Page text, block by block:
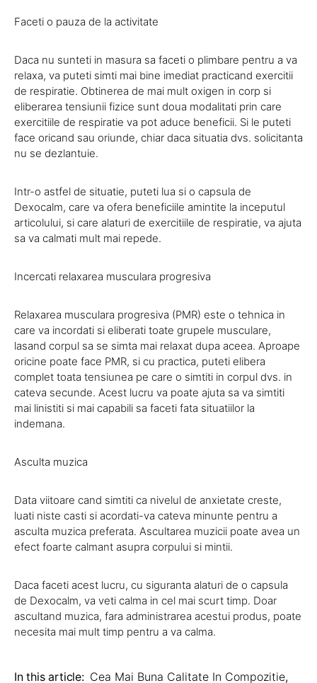
Faceti o pauza de la activitate
Daca nu sunteti in masura sa faceti o plimbare pentru a va
relaxa, va puteti simti mai bine imediat practicand exercitii
de respiratie. Obtinerea de mai mult oxigen in corp si
eliberarea tensiunii fizice sunt doua modalitati prin care
exercitiile de respiratie va pot aduce beneficii. Si le puteti
face oricand sau oriunde, chiar daca situatia dvs. solicitanta
nu se dezlantuie.
Intr-o astfel de situatie, puteti lua si o capsula de
Dexocalm, care va ofera beneficiile amintite la inceputul
articolului, si care alaturi de exercitiile de respiratie, va ajuta
sa va calmati mult mai repede.
Incercati relaxarea musculara progresiva
Relaxarea musculara progresiva (PMR) este o tehnica in
care va incordati si eliberati toate grupele musculare,
lasand corpul sa se simta mai relaxat dupa aceea. Aproape
oricine poate face PMR, si cu practica, puteti elibera
complet toata tensiunea pe care o simtiti in corpul dvs. in
cateva secunde. Acest lucru va poate ajuta sa va simtiti
mai linistiti si mai capabili sa faceti fata situatiilor la
indemana.
Asculta muzica
Data viitoare cand simtiti ca nivelul de anxietate creste,
luati niste casti si acordati-va cateva minunte pentru a
asculta muzica preferata. Ascultarea muzicii poate avea un
efect foarte calmant asupra corpului si mintii.
Daca faceti acest lucru, cu siguranta alaturi de o capsula
de Dexocalm, va veti calma in cel mai scurt timp. Doar
ascultand muzica, fara administrarea acestui produs, poate
necesita mai mult timp pentru a va calma.
In this article: Cea Mai Buna Calitate In Compozitie,